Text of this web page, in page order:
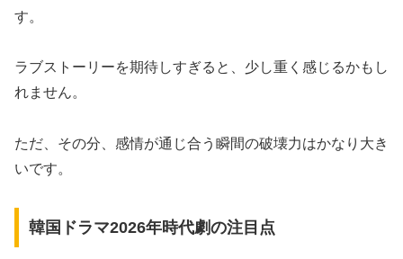
す。
ラブストーリーを期待しすぎると、少し重く感じるかもし
れません。
ただ、その分、感情が通じ合う瞬間の破壊力はかなり大き
いです。
韓国ドラマ2026年時代劇の注目点